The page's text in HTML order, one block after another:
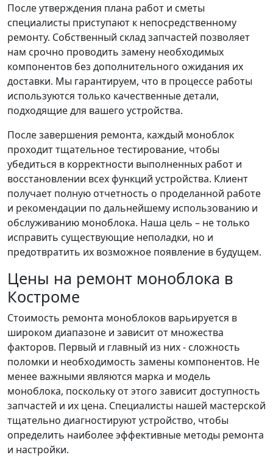
После утверждения плана работ и сметы
специалисты приступают к непосредственному
ремонту. Собственный склад запчастей позволяет
нам срочно проводить замену необходимых
компонентов без дополнительного ожидания их
доставки. Мы гарантируем, что в процессе работы
используются только качественные детали,
подходящие для вашего устройства.
После завершения ремонта, каждый моноблок
проходит тщательное тестирование, чтобы
убедиться в корректности выполненных работ и
восстановлении всех функций устройства. Клиент
получает полную отчетность о проделанной работе
и рекомендации по дальнейшему использованию и
обслуживанию моноблока. Наша цель – не только
исправить существующие неполадки, но и
предотвратить их возможное появление в будущем.
Цены на ремонт моноблока в
Костроме
Стоимость ремонта моноблоков варьируется в
широком диапазоне и зависит от множества
факторов. Первый и главный из них - сложность
поломки и необходимость замены компонентов. Не
менее важными являются марка и модель
моноблока, поскольку от этого зависит доступность
запчастей и их цена. Специалисты нашей мастерской
тщательно диагностируют устройство, чтобы
определить наиболее эффективные методы ремонта
и настройки.